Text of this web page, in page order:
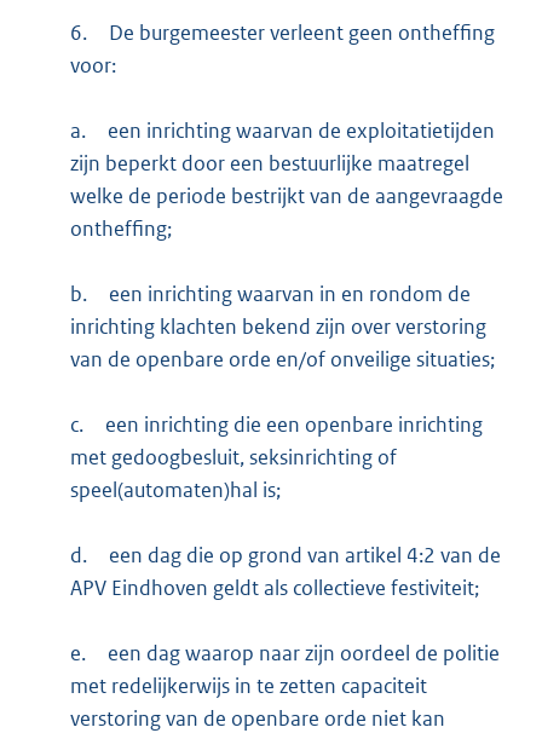
6.
De burgemeester verleent geen ontheffing
voor:
a.
een inrichting waarvan de exploitatietijden
zijn beperkt door een bestuurlijke maatregel
welke de periode bestrijkt van de aangevraagde
ontheffing;
b.
een inrichting waarvan in en rondom de
inrichting klachten bekend zijn over verstoring
van de openbare orde en/of onveilige situaties;
c.
een inrichting die een openbare inrichting
met gedoogbesluit, seksinrichting of
speel(automaten)hal is;
d.
een dag die op grond van artikel 4:2 van de
APV Eindhoven geldt als collectieve festiviteit;
e.
een dag waarop naar zijn oordeel de politie
met redelijkerwijs in te zetten capaciteit
verstoring van de openbare orde niet kan